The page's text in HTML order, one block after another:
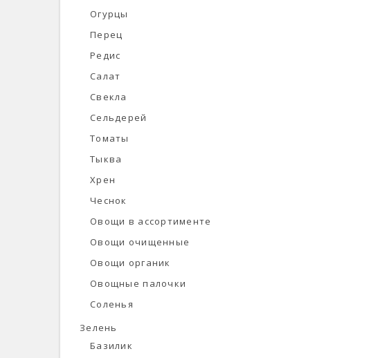
Огурцы
Перец
Редис
Салат
Свекла
Сельдерей
Томаты
Тыква
Хрен
Чеснок
Овощи в ассортименте
Овощи очищенные
Овощи органик
Овощные палочки
Соленья
Зелень
Базилик